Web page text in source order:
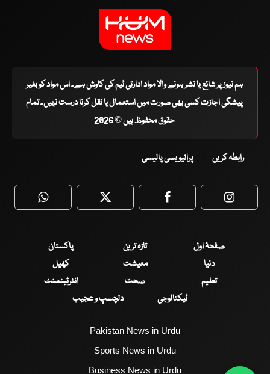
ہم نیوز پر شائع یا نشر ہونے والا مواد ادارتی ٹیم کی کاوش ہے۔ اس مواد کو بغیر
پیشگی اجازت کسی بھی صورت میں استعمال یا نقل کرنا درست نہیں۔ تمام
حقوق محفوظ ہیں © 2026
رابطہ کریں پرائیویسی پالیسی
WhatsApp Twitter Facebook
صفحۂ اول تازہ ترین
پاکستان
دنیا
معیشت
کھیل
تعلیم
صحت
انٹرٹینمنٹ
ٹیکنالوجی
دلچسپ و عجیب
Pakistan News in Urdu
Sports News in Urdu
Business News in Urdu